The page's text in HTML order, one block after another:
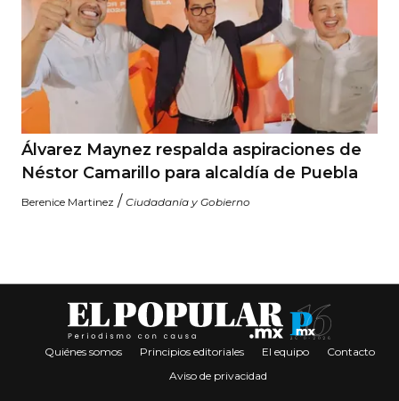
Álvarez Maynez respalda aspiraciones de
Néstor Camarillo para alcaldía de Puebla
Berenice Martinez / Ciudadanía y Gobierno
Quiénes somos Principios editoriales El equipo
Contacto
Aviso de privacidad